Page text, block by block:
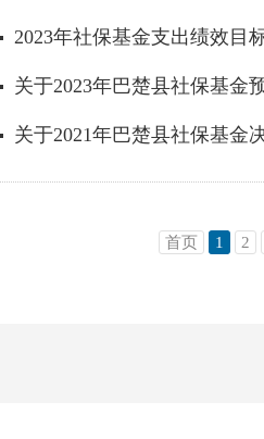
2023年社保基金支出绩效目
关于2023年巴楚县社保基金
关于2021年巴楚县社保基金
首页 1 2